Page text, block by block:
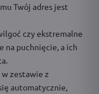
Twój adres jest
czy ekstremalne
na puchnięcie, a ich
w zestawie z
automatycznie,